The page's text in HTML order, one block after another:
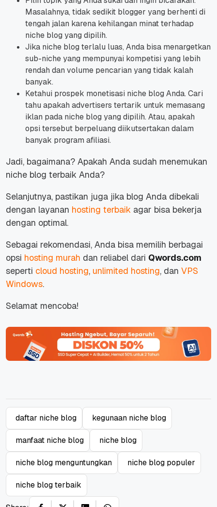
Masalahnya, tidak sedikit blogger yang berhenti di
tengah jalan karena kehilangan minat terhadap
niche blog yang dipilih.
Jika niche blog terlalu luas, Anda bisa menargetkan
sub-niche yang mempunyai kompetisi yang lebih
rendah dan volume pencarian yang tidak kalah
banyak.
Ketahui prospek monetisasi niche blog Anda. Cari
tahu apakah advertisers tertarik untuk memasang
iklan pada niche blog yang dipilih. Atau, apakah
opsi tersebut berpeluang diikutsertakan dalam
banyak program afiliasi.
Jadi, bagaimana? Apakah Anda sudah menemukan
niche blog terbaik Anda?
Selanjutnya, pastikan juga jika blog Anda dibekali
dengan layanan hosting terbaik agar bisa bekerja
dengan optimal.
Sebagai rekomendasi, Anda bisa memilih berbagai
opsi hosting murah dan reliabel dari Qwords.com
seperti cloud hosting, unlimited hosting, dan VPS
Windows.
Selamat mencoba!
daftar niche blog kegunaan niche blog
manfaat niche blog niche blog
niche blog menguntungkan niche blog populer
niche blog terbaik